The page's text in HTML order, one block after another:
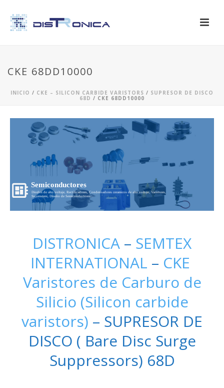
CKE 68DD10000
INICIO / CKE – SILICON CARBIDE VARISTORS / SUPRESOR DE DISCO
68D / CKE 68DD10000
Semiconductores
Diodos de alto voltaje, Rectificadores, Condensadores ceramicos de alto voltaje, Varistores,
Supresores, Diseño de Semiconductores...
DISTRONICA – SEMTEX
INTERNATIONAL – CKE
Varistores de Carburo de
Silicio (Silicon carbide
varistors) – SUPRESOR DE
DISCO ( Bare Disc Surge
Suppressors) 68D